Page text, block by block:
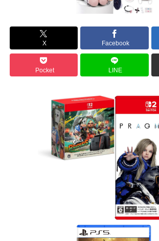
X Facebook
Pocket LINE